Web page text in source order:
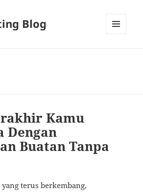
Blog
Kamu
Dengan
Buatan Tanpa
terus berkembang,